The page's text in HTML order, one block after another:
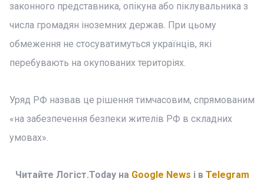
законного представника, опікуна або піклувальника з
числа громадян іноземних держав. При цьому
обмеження не стосуватимуться українців, які
перебувають на окупованих територіях.
Уряд РФ назвав це рішення тимчасовим, спрямованим
«на забезпечення безпеки жителів РФ в складних
умовах».
Читайте Логіст.Today на Google News і в Telegram